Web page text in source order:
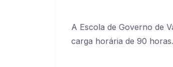
A Escola de Governo de
carga horária de 90 horas.